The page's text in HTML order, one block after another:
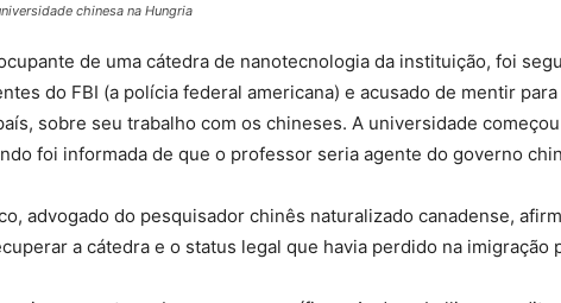
chinesa na Hungria
de uma cátedra de nanotecnologia da instituição, foi
do FBI (a polícia federal americana) e acusado de mentir para
sobre seu trabalho com os chineses. A universidade
foi informada de que o professor seria agente do governo
advogado do pesquisador chinês naturalizado canadense,
a cátedra e o status legal que havia perdido na imigração